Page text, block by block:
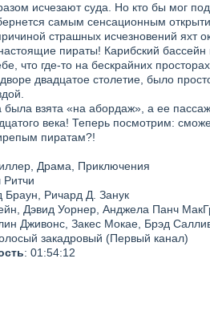
исчезают суда. Но кто бы мог
самым сенсационным
страшных исчезновений яхт
пираты! Карибский бассейн
что где-то на бескрайних
двадцатое столетие, было
была взята «на абордаж», а ее
века! Теперь посмотрим:
пиратам?!
Драма, Приключения
Браун, Ричард Д. Занук
Дэвид Уорнер, Анджела Панч
Дживонс, Закес Мокае, Брэд
закадровый (Первый канал)
: 01:54:12